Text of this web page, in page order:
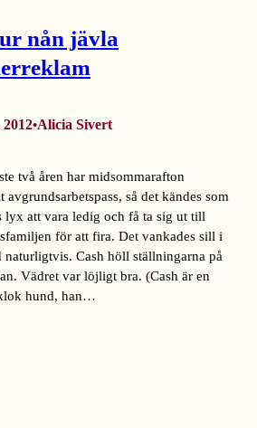
nån jävla
•Alicia Sivert
två åren har midsommarafton
avgrundsarbetspass, så det kändes som
lyx att vara ledig och få ta sig ut till
för att fira. Det vankades sill i
naturligtvis. Cash höll ställningarna på
Vädret var löjligt bra. (Cash är en
hund, han…